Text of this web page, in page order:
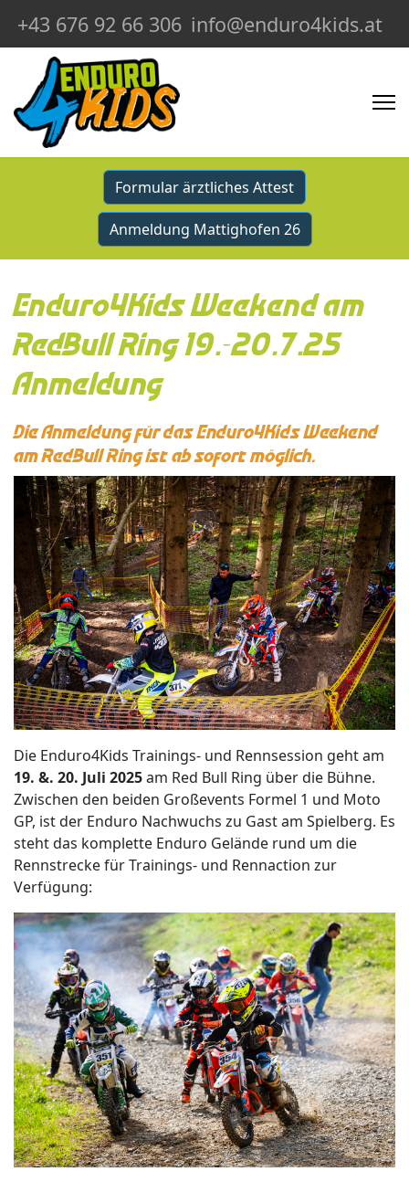
+43 676 92 66 306 info@enduro4kids.at
Formular ärztliches Attest
Anmeldung Mattighofen 26
Enduro4Kids Weekend am
RedBull Ring 19.-20.7.25
Anmeldung
Die Anmeldung für das Enduro4Kids Weekend
am RedBull Ring ist ab sofort möglich.
Die Enduro4Kids Trainings- und Rennsession geht am
19. &. 20. Juli 2025am Red Bull Ring über die Bühne.
Zwischen den beiden Großevents Formel 1 und Moto
GP, ist der Enduro Nachwuchs zu Gast am Spielberg. Es
steht das komplette Enduro Gelände rund um die
Rennstrecke für Trainings- und Rennaction zur
Verfügung: